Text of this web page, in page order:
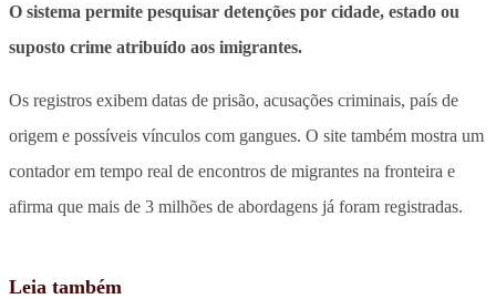
O sistema permite pesquisar detenções por cidade, estado ou
suposto crime atribuído aos imigrantes.
Os registros exibem datas de prisão, acusações criminais, país de
origem e possíveis vínculos com gangues. O site também mostra um
contador em tempo real de encontros de migrantes na fronteira e
afirma que mais de 3 milhões de abordagens já foram registradas.
Leia também